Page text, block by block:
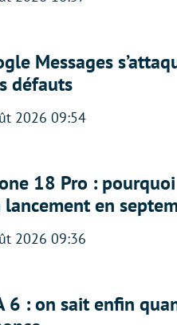
Messages
défauts
2026 09:54
18 Pro :
lancement en
2026 09:36
6 : on sait enfin